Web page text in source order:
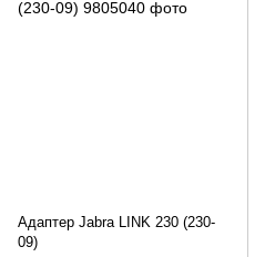
Адаптер Jabra LINK 230 (230-
09)